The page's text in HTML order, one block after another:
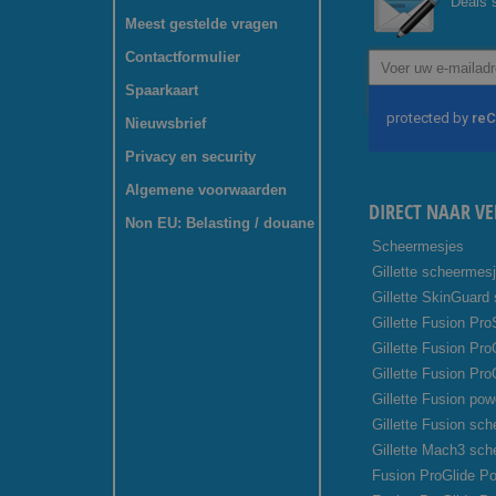
Meest gestelde vragen
Contactformulier
Spaarkaart
Nieuwsbrief
Privacy en security
Algemene voorwaarden
Non EU: Belasting / douane
Abonneer
onze
DIRECT NAAR
Scheermesjes
Gillette
Gillette SkinGuard
Gillette Fusion
Gillette Fusion
Gillette Fusion
Gillette Fusion
Gillette Fusion
Gillette Mach3
Fusion ProGlide